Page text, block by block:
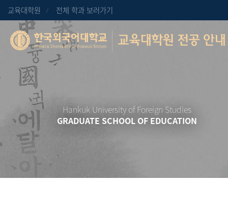
교육대학원 전체 학과 보러가기
교육대학원 전공 안내
Hankuk University of Foreign Studies
GRADUATE SCHOOL OF EDUCATION